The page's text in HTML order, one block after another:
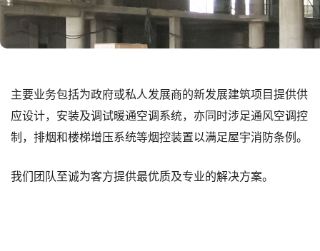
主要业务包括为政府或私人发展商的新发展建筑项目提供供
应设计，安装及调试暖通空调系统，亦同时涉足通风空调控
制，排烟和楼梯增压系统等烟控装置以满足屋宇消防条例。
我们团队至诚为客方提供最优质及专业的解决方案。